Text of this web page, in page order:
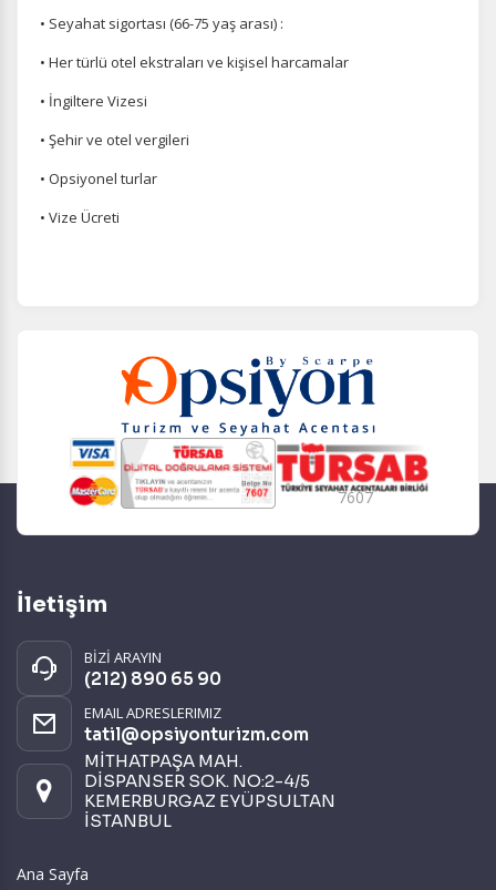
• Seyahat sigortası (66-75 yaş arası) :
• Her türlü otel ekstraları ve kişisel harcamalar
• İngiltere Vizesi
• Şehir ve otel vergileri
• Opsiyonel turlar
• Vize Ücreti
7607
İletişim
BİZİ ARAYIN
(212) 890 65 90
EMAIL ADRESLERIMIZ
tatil@opsiyonturizm.com
MİTHATPAŞA MAH.
DİSPANSER SOK. NO:2-4/5
KEMERBURGAZ EYÜPSULTAN
İSTANBUL
Ana Sayfa